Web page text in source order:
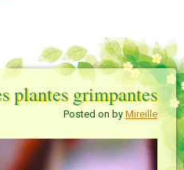
plantes grimpantes
Posted on by Mireille